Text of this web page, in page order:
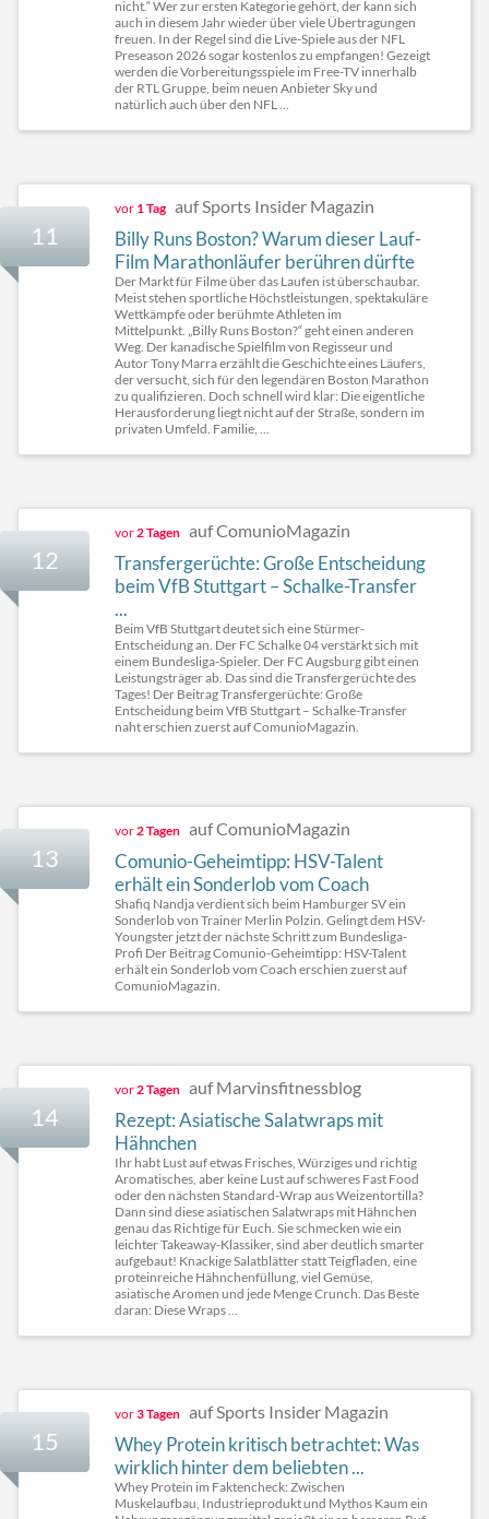
nicht.“ Wer zur ersten Kategorie gehört, der kann sich
auch in diesem Jahr wieder über viele Übertragungen
freuen. In der Regel sind die Live-Spiele aus der NFL
Preseason 2026 sogar kostenlos zu empfangen! Gezeigt
werden die Vorbereitungsspiele im Free-TV innerhalb
der RTL Gruppe, beim neuen Anbieter Sky und
natürlich auch über den NFL ...
11
vor 1 Tag auf Sports Insider Magazin
Billy Runs Boston? Warum dieser Lauf-
Film Marathonläufer berühren dürfte
Der Markt für Filme über das Laufen ist überschaubar.
Meist stehen sportliche Höchstleistungen, spektakuläre
Wettkämpfe oder berühmte Athleten im
Mittelpunkt. „Billy Runs Boston?“ geht einen anderen
Weg. Der kanadische Spielfilm von Regisseur und
Autor Tony Marra erzählt die Geschichte eines Läufers,
der versucht, sich für den legendären Boston Marathon
zu qualifizieren. Doch schnell wird klar: Die eigentliche
Herausforderung liegt nicht auf der Straße, sondern im
privaten Umfeld. Familie, ...
12
vor2 Tagen auf ComunioMagazin
Transfergerüchte: Große Entscheidung
beim VfB Stuttgart – Schalke-Transfer
...
Beim VfB Stuttgart deutet sich eine Stürmer-
Entscheidung an. Der FC Schalke 04 verstärkt sich mit
einem Bundesliga-Spieler. Der FC Augsburg gibt einen
Leistungsträger ab. Das sind die Transfergerüchte des
Tages! Der Beitrag Transfergerüchte: Große
Entscheidung beim VfB Stuttgart – Schalke-Transfer
naht erschien zuerst auf ComunioMagazin.
13
vor2 Tagen auf ComunioMagazin
Comunio-Geheimtipp: HSV-Talent
erhält ein Sonderlob vom Coach
Shafiq Nandja verdient sich beim Hamburger SV ein
Sonderlob von Trainer Merlin Polzin. Gelingt dem HSV-
Youngster jetzt der nächste Schritt zum Bundesliga-
Profi Der Beitrag Comunio-Geheimtipp: HSV-Talent
erhält ein Sonderlob vom Coach erschien zuerst auf
ComunioMagazin.
14
vor2 Tagen auf Marvinsfitnessblog
Rezept: Asiatische Salatwraps mit
Hähnchen
Ihr habt Lust auf etwas Frisches, Würziges und richtig
Aromatisches, aber keine Lust auf schweres Fast Food
oder den nächsten Standard-Wrap aus Weizentortilla?
Dann sind diese asiatischen Salatwraps mit Hähnchen
genau das Richtige für Euch. Sie schmecken wie ein
leichter Takeaway-Klassiker, sind aber deutlich smarter
aufgebaut! Knackige Salatblätter statt Teigfladen, eine
proteinreiche Hähnchenfüllung, viel Gemüse,
asiatische Aromen und jede Menge Crunch. Das Beste
daran: Diese Wraps ...
15
vor3 Tagen auf Sports Insider Magazin
Whey Protein kritisch betrachtet: Was
wirklich hinter dem beliebten ...
Whey Protein im Faktencheck: Zwischen
Muskelaufbau, Industrieprodukt und Mythos Kaum ein